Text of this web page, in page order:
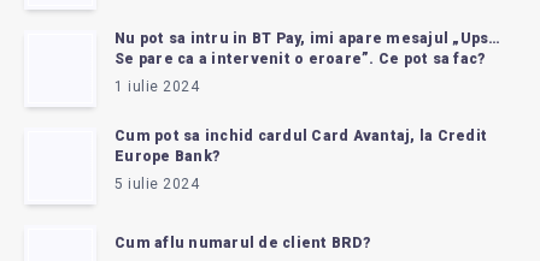
Nu pot sa intru in BT Pay, imi apare mesajul „Ups…
Se pare ca a intervenit o eroare”. Ce pot sa fac?
1 iulie 2024
Cum pot sa inchid cardul Card Avantaj, la Credit
Europe Bank?
5 iulie 2024
Cum aflu numarul de client BRD?